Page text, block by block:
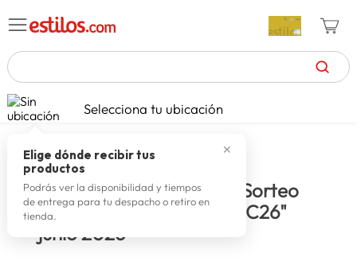
TÉRMINOS MÁS BUSCADOS
1. zapatillas mujer
2. celulares
3. zapatillas hombre
4. moda
zapatillas
Selecciona tu ubicación
✕
Elige dónde recibir tus
productos
Podrás ver la disponibilidad y tiempos
de entrega para tu despacho o retiro en
tienda.
Términos y condiciones: Sorteo
"2 balones Trionda con FC26"
junio 2026